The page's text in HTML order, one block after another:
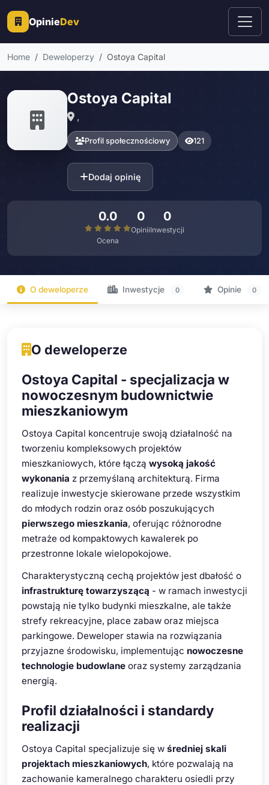
OpinieDev
Home Deweloperzy Ostoya Capital
Ostoya Capital
,
Profil społecznościowy 121
Dodaj opinię
0.0
Ocena
0
Opinii
0
Inwestycji
O deweloperze Inwestycje 0 Opinie 0
O deweloperze
Ostoya Capital - specjalizacja w
nowoczesnym budownictwie
mieszkaniowym
Ostoya Capital koncentruje swoją działalność na
tworzeniu kompleksowych projektów
mieszkaniowych, które łączą wysoką jakość
wykonania z przemyślaną architekturą. Firma
realizuje inwestycje skierowane przede wszystkim
do młodych rodzin oraz osób poszukujących
pierwszego mieszkania, oferując różnorodne
metraże od kompaktowych kawalerek po
przestronne lokale wielopokojowe.
Charakterystyczną cechą projektów jest dbałość o
infrastrukturę towarzyszącą - w ramach inwestycji
powstają nie tylko budynki mieszkalne, ale także
strefy rekreacyjne, place zabaw oraz miejsca
parkingowe. Deweloper stawia na rozwiązania
przyjazne środowisku, implementując nowoczesne
technologie budowlane oraz systemy zarządzania
energią.
Profil działalności i standardy
realizacji
Ostoya Capital specjalizuje się w średniej skali
projektach mieszkaniowych, które pozwalają na
zachowanie kameralnego charakteru osiedli przy